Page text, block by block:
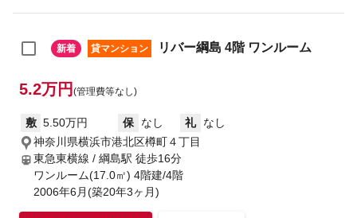
新着 貸マンション リバー綱島 4階 ワンルーム
5.2万円 (管理費等なし)
敷 5.50万円 保 なし 礼
なし
神奈川県横浜市港北区樽町４丁目
東急東横線 / 綱島駅 徒歩16分
ワンルーム(17.0㎡) 4階建/4階
2006年6月(築20年3ヶ月)